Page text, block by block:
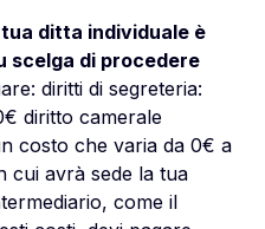
ditta individuale è
scelga di procedere
diritti di segreteria:
diritto camerale
costo che varia da 0€ a
cui avrà sede la tua
come il